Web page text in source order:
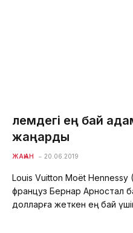
Әлемдегі ең бай
жаңарды
ЖАҺАН 20.06.2019
Louis Vuitton Moët Hennessy
француз Бернар Арностал
долларға жеткен ең бай